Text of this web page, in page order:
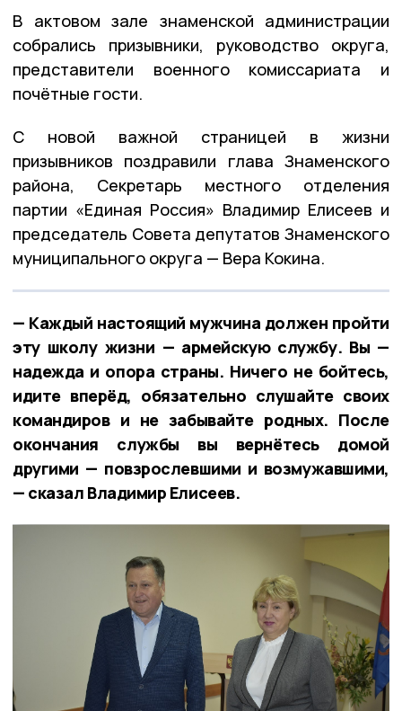
В актовом зале знаменской администрации
собрались призывники, руководство округа,
представители военного комиссариата и
почётные гости.
С новой важной страницей в жизни
призывников поздравили глава Знаменского
района, Секретарь местного отделения
партии «Единая Россия» Владимир Елисеев и
председатель Совета депутатов Знаменского
муниципального округа — Вера Кокина.
— Каждый настоящий мужчина должен пройти
эту школу жизни — армейскую службу. Вы —
надежда и опора страны. Ничего не бойтесь,
идите вперёд, обязательно слушайте своих
командиров и не забывайте родных. После
окончания службы вы вернётесь домой
другими — повзрослевшими и возмужавшими,
— сказал Владимир Елисеев.